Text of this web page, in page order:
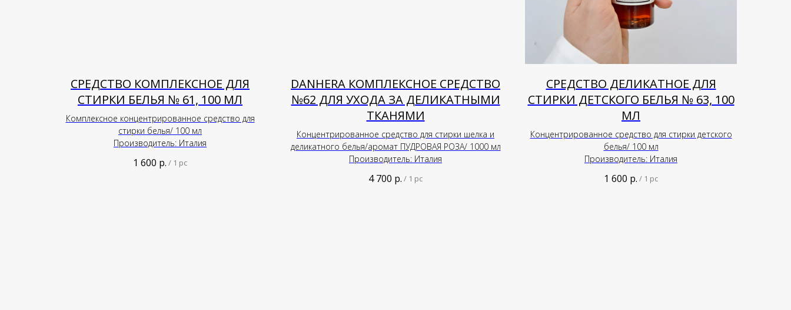
СРЕДСТВО КОМПЛЕКСНОЕ ДЛЯ
СТИРКИ БЕЛЬЯ № 61, 100 МЛ
Комплексное концентрированное средство для
стирки белья/ 100 мл
Производитель: Италия
1 600 р. / 1 pc
DANHERA КОМПЛЕКСНОЕ СРЕДСТВО
№62 ДЛЯ УХОДА ЗА ДЕЛИКАТНЫМИ
ТКАНЯМИ
Концентрированное средство для стирки шелка и
деликатного белья/аромат ПУДРОВАЯ РОЗА/ 1000 мл
Производитель: Италия
4 700 р. / 1 pc
СРЕДСТВО ДЕЛИКАТНОЕ ДЛЯ
СТИРКИ ДЕТСКОГО БЕЛЬЯ № 63, 100
МЛ
Концентрированное средство для стирки детского
белья/ 100 мл
Производитель: Италия
1 600 р. / 1 pc